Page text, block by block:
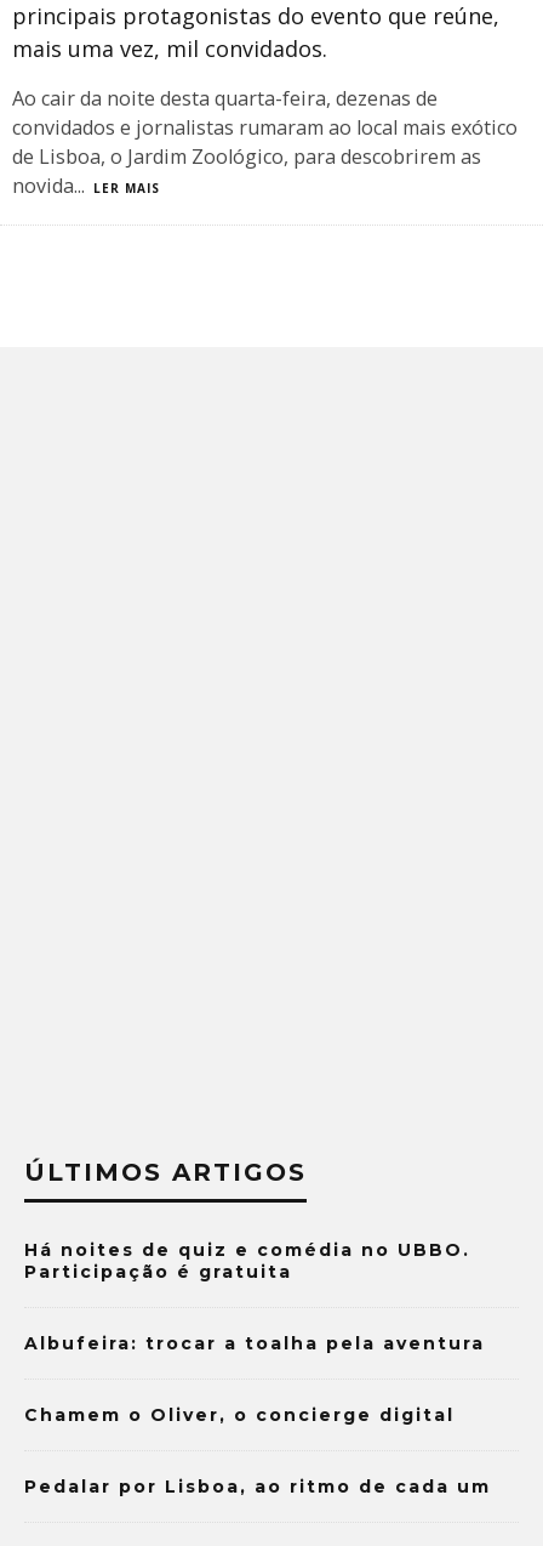
principais protagonistas do evento que reúne,
mais uma vez, mil convidados.
Ao cair da noite desta quarta-feira, dezenas de
convidados e jornalistas rumaram ao local mais exótico
de Lisboa, o Jardim Zoológico, para descobrirem as
novida... LER MAIS
ÚLTIMOS ARTIGOS
Há noites de quiz e comédia no UBBO.
Participação é gratuita
Albufeira: trocar a toalha pela aventura
Chamem o Oliver, o concierge digital
Pedalar por Lisboa, ao ritmo de cada um